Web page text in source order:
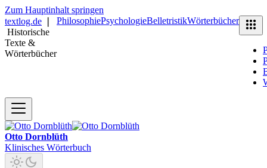
Zum Hauptinhalt springen
textlog.de
Historische
Texte &
Wörterbücher
PhilosophiePsychologieBelletristikWörterbücher
Otto Dornblüth
Klinisches Wörterbuch